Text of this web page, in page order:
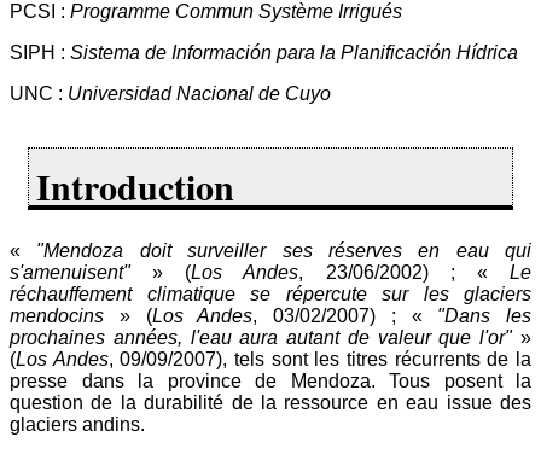
PCSI : Programme Commun Système Irrigués
SIPH : Sistema de Información para la Planificación Hídrica
UNC : Universidad Nacional de Cuyo
Introduction
« "Mendoza doit surveiller ses réserves en eau qui
s'amenuisent"» (Los Andes, 23/06/2002) ; «Le
réchauffement climatique se répercute sur les glaciers
mendocins » (Los Andes, 03/02/2007) ; « "Dans les
prochaines années, l'eau aura autant de valeur que l'or"»
(Los Andes, 09/09/2007), tels sont les titres récurrents de la
presse dans la province de Mendoza. Tous posent la
question de la durabilité de la ressource en eau issue des
glaciers andins.